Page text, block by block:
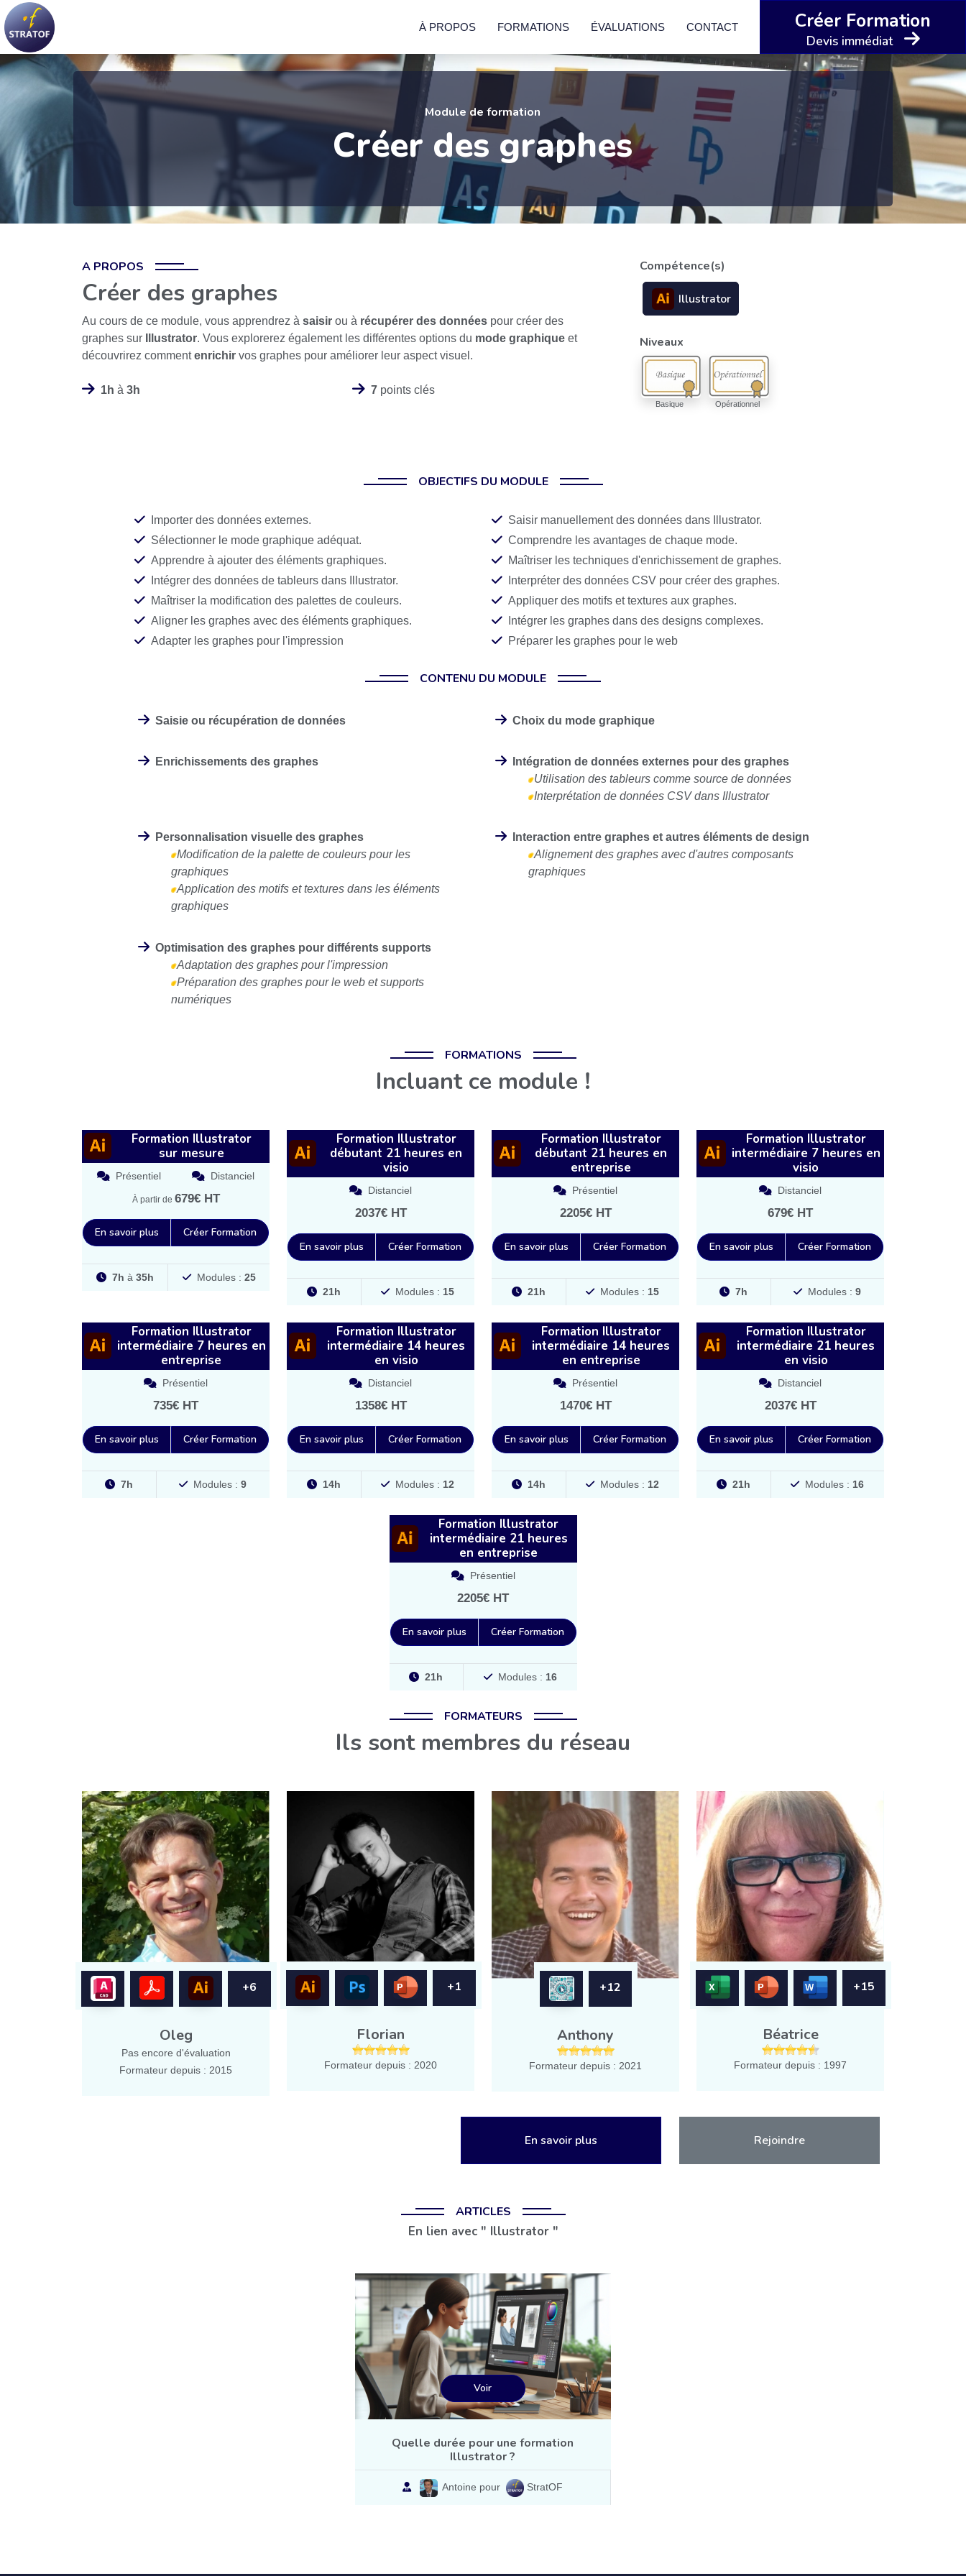
À PROPOS FORMATIONS ÉVALUATIONS CONTACT Créer Formation
Devis immédiat
Module de formation
Créer des graphes
A PROPOS
Créer des graphes
Au cours de ce module, vous apprendrez à saisir ou à récupérer des données pour créer des
graphes sur
Illustrator. Vous explorerez également les différentes options du mode graphique et
découvrirez commentenrichir vos graphes pour améliorer leur aspect visuel.
1h à 3h 7 points clés
Compétence(s)
Illustrator
Niveaux
Basique Opérationnel
OBJECTIFS DU MODULE
Importer des données externes.
Saisir manuellement des données dans Illustrator.
Sélectionner le mode graphique adéquat.
Comprendre les avantages de chaque mode.
Apprendre à ajouter des éléments graphiques.
Maîtriser les techniques d'enrichissement de graphes.
Intégrer des données de tableurs dans Illustrator.
Interpréter des données CSV pour créer des graphes.
Maîtriser la modification des palettes de couleurs.
Appliquer des motifs et textures aux graphes.
Aligner les graphes avec des éléments graphiques.
Intégrer les graphes dans des designs complexes.
Adapter les graphes pour l'impression
Préparer les graphes pour le web
CONTENU DU MODULE
Saisie ou récupération de données Choix du mode graphique
Enrichissements des graphes
Intégration de données externes pour des graphes
Utilisation des tableurs comme source de données
Interprétation de données CSV dans Illustrator
Personnalisation visuelle des graphes
Modification de la palette de couleurs pour les
graphiques
Application des motifs et textures dans les éléments
graphiques
Interaction entre graphes et autres éléments de design
Alignement des graphes avec d'autres composants
graphiques
Optimisation des graphes pour différents supports
Adaptation des graphes pour l'impression
Préparation des graphes pour le web et supports
numériques
FORMATIONS
Incluant ce module !
Formation Illustrator
sur mesure
Présentiel Distanciel
À partir de 679€ HT
En savoir plus Créer Formation
7h à 35h Modules : 25
Formation Illustrator
débutant 21 heures en
visio
Distanciel
2037€ HT
En savoir plus Créer Formation
21h Modules : 15
Formation Illustrator
débutant 21 heures en
entreprise
Présentiel
2205€ HT
En savoir plus Créer Formation
21h Modules : 15
Formation Illustrator
intermédiaire 7 heures en
visio
Distanciel
679€ HT
En savoir plus Créer Formation
7h Modules :9
Formation Illustrator
intermédiaire 7 heures en
entreprise
Présentiel
735€ HT
En savoir plus Créer Formation
7h Modules :9
Formation Illustrator
intermédiaire 14 heures
en visio
Distanciel
1358€ HT
En savoir plus Créer Formation
14h Modules : 12
Formation Illustrator
intermédiaire 14 heures
en entreprise
Présentiel
1470€ HT
En savoir plus Créer Formation
14h Modules : 12
Formation Illustrator
intermédiaire 21 heures
en visio
Distanciel
2037€ HT
En savoir plus Créer Formation
21h Modules : 16
Formation Illustrator
intermédiaire 21 heures
en entreprise
Présentiel
2205€ HT
En savoir plus Créer Formation
21h Modules : 16
FORMATEURS
Ils sont membres du réseau
+6
Oleg
Pas encore d'évaluation
Formateur depuis : 2015
+1
Florian
Formateur depuis : 2020
+12
Anthony
Formateur depuis : 2021
+15
Béatrice
Formateur depuis : 1997
En savoir plus Rejoindre
ARTICLES
En lien avec " Illustrator "
Voir
Quelle durée pour une formation
Illustrator ?
Antoine pour StratOF